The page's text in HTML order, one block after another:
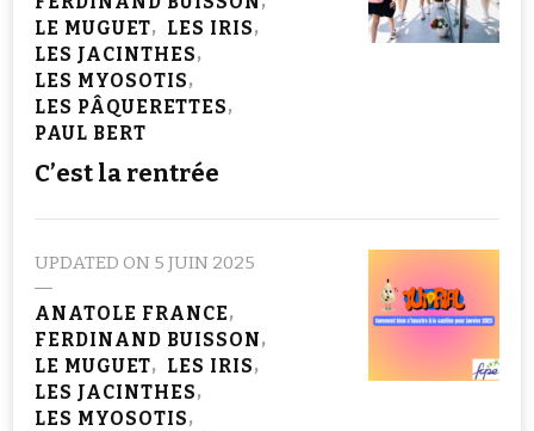
LE MUGUET
LES IRIS
LES JACINTHES
LES MYOSOTIS
LES PÂQUERETTES
PAUL BERT
C’est la rentrée
UPDATED ON 5 JUIN 2025
ANATOLE FRANCE
FERDINAND BUISSON
LE MUGUET
LES IRIS
LES JACINTHES
LES MYOSOTIS